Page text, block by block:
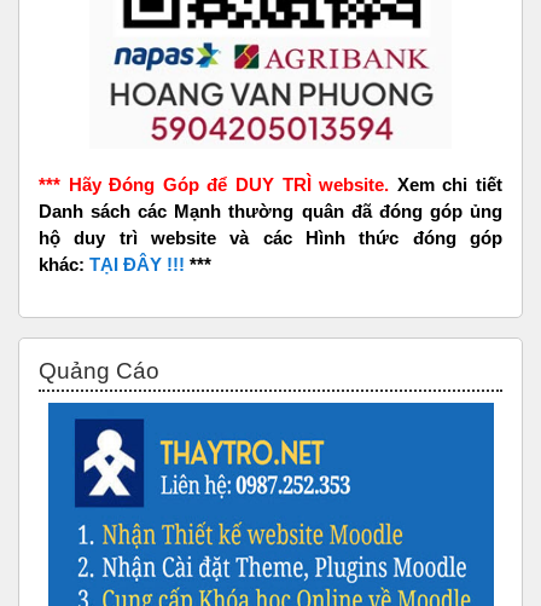
*** Hãy Đóng Góp để DUY TRÌ website. Xem chi tiết
Danh sách các Mạnh thường quân đã đóng góp ủng
hộ duy trì website và các Hình thức đóng góp
khác: TẠI ĐÂY !!! ***
Quảng Cáo